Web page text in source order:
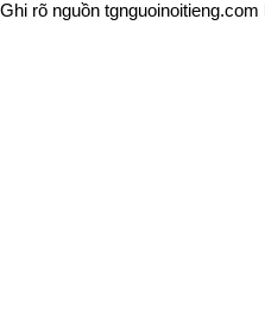
Ghi rõ nguồn tgnguoinoitieng.com